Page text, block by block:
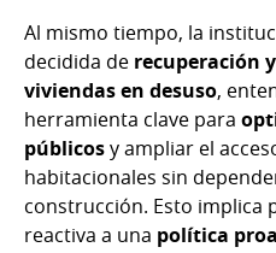
Al mismo tiempo, la
decidida de recuperación
viviendas en desuso,
herramienta clave para
públicosy ampliar el
habitacionales sin
construcción. Esto implica
reactiva a una política